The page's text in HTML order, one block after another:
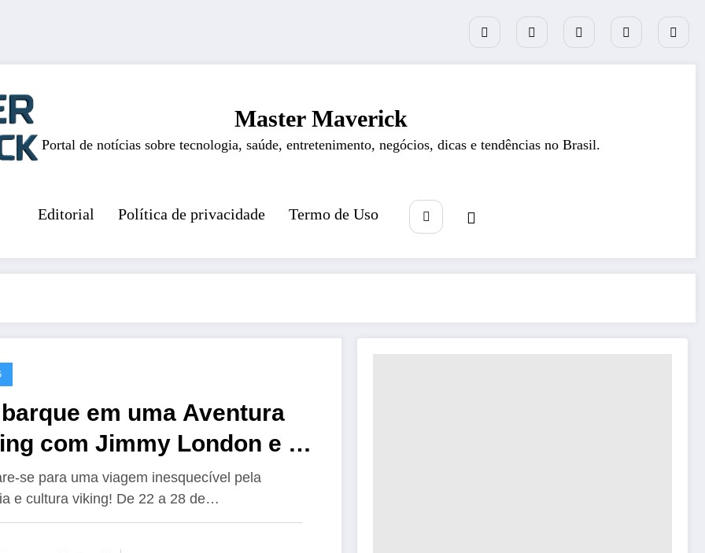
Master Maverick
Portal de notícias sobre tecnologia, saúde, entretenimento, negócios, dicas e tendências no Brasil.
Editorial Política de privacidade Termo de Uso
em uma Aventura
com Jimmy London e a
Market Turismo
se para uma viagem inesquecível pela
e cultura viking! De 22 a 28 de…